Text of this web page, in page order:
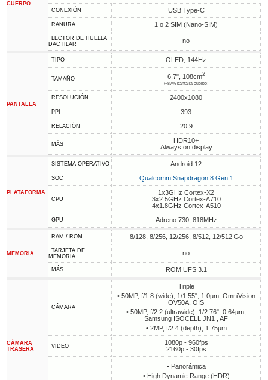
CUERPO
CONEXIÓN USB Type-C
RANURA 1 o 2 SIM (Nano-SIM)
LECTOR DE HUELLA
DACTILAR
no
PANTALLA
TIPO OLED, 144Hz
TAMAÑO 6.7", 108cm2
(~87% pantalla-cuerpo)
RESOLUCIÓN 2400x1080
PPI 393
RELACIÓN 20:9
MÁS
HDR10+
Always on display
PLATAFORMA
SISTEMA OPERATIVO Android 12
SOC Qualcomm Snapdragon 8 Gen 1
CPU
1x3GHz Cortex-X2
3x2.5GHz Cortex-A710
4x1.8GHz Cortex-A510
GPU Adreno 730, 818MHz
MEMORIA
RAM / ROM 8/128, 8/256, 12/256, 8/512, 12/512 Go
TARJETA DE
MEMORIA
no
MÁS ROM UFS 3.1
CÁMARA
TRASERA
CÁMARA
Triple
• 50MP, f/1.8 (wide), 1/1.55", 1.0µm, OmniVision
OV50A, OIS
• 50MP, f/2.2 (ultrawide), 1/2.76", 0.64µm,
Samsung ISOCELL JN1 , AF
• 2MP, f/2.4 (depth), 1.75µm
VIDEO
1080p - 960fps
2160p - 30fps
• Panorámica
• High Dynamic Range (HDR)